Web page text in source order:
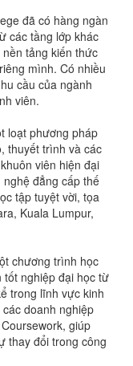
đã có hàng ngàn
các tầng lớp khác
tảng kiến thức
mình. Có nhiều
cầu của ngành
viên.
loạt phương pháp
thuyết trình và các
viên hiện đại
đẳng cấp thế
tập tuyệt vời, tọa
Kuala Lumpur,
chương trình học
tốt nghiệp đại học từ
trong lĩnh vực kinh
doanh nghiệp
giúp
thay đổi trong công